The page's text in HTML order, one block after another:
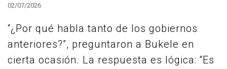
02/07/2026
“¿Por qué habla tanto de los gobiernos
anteriores?”, preguntaron a Bukele en
cierta ocasión. La respuesta es lógica: “Es